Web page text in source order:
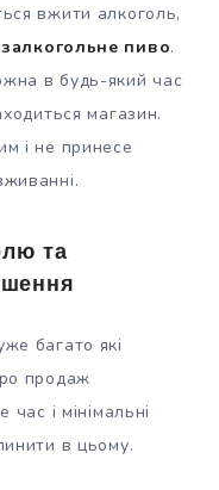
вжити алкоголь,
пиво.
в будь-який час
магазин.
і не принесе
та
багато які
продаж
час і мінімальні
в цьому.